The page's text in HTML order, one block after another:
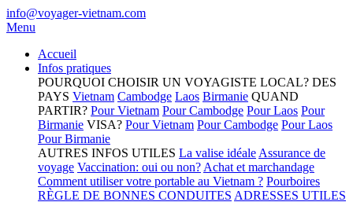
info@voyager-vietnam.com
Menu
Accueil
Infos pratiques
POURQUOI CHOISIR UN VOYAGISTE LOCAL? DES
PAYS Vietnam Cambodge Laos Birmanie QUAND
PARTIR? Pour Vietnam Pour Cambodge Pour Laos Pour
Birmanie VISA? Pour Vietnam Pour Cambodge Pour Laos
Pour Birmanie
AUTRES INFOS UTILES La valise idéale Assurance de
voyage Vaccination: oui ou non? Achat et marchandage
Comment utiliser votre portable au Vietnam ? Pourboires
RÈGLE DE BONNES CONDUITES ADRESSES UTILES